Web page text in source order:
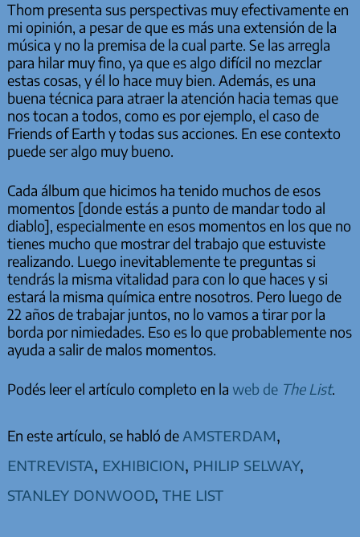
Thom presenta sus perspectivas muy efectivamente en
mi opinión, a pesar de que es más una extensión de la
música y no la premisa de la cual parte. Se las arregla
para hilar muy fino, ya que es algo difícil no mezclar
estas cosas, y él lo hace muy bien. Además, es una
buena técnica para atraer la atención hacia temas que
nos tocan a todos, como es por ejemplo, el caso de
Friends of Earth y todas sus acciones. En ese contexto
puede ser algo muy bueno.
Cada álbum que hicimos ha tenido muchos de esos
momentos [donde estás a punto de mandar todo al
diablo], especialmente en esos momentos en los que no
tienes mucho que mostrar del trabajo que estuviste
realizando. Luego inevitablemente te preguntas si
tendrás la misma vitalidad para con lo que haces y si
estará la misma química entre nosotros. Pero luego de
22 años de trabajar juntos, no lo vamos a tirar por la
borda por nimiedades. Eso es lo que probablemente nos
ayuda a salir de malos momentos.
Podés leer el artículo completo en la web de The List.
En este artículo, se habló de amsterdam,
entrevista, exhibicion, philip selway,
stanley donwood, the list